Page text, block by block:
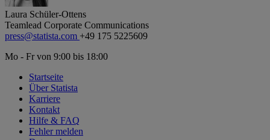
Laura Schüler-Ottens
Teamlead Corporate Communications
press@statista.com +49 175 5225609
Mo - Fr von 9:00 bis 18:00
Startseite
Über Statista
Karriere
Kontakt
Hilfe & FAQ
Fehler melden